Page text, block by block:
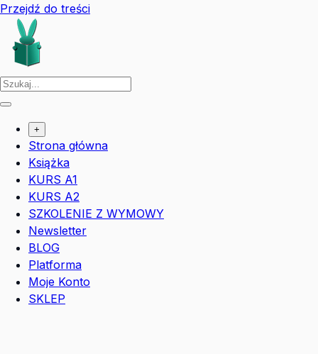
Przejdź do treści
+
Strona główna
Książka
KURS A1
KURS A2
SZKOLENIE Z WYMOWY
Newsletter
BLOG
Platforma
Moje Konto
SKLEP